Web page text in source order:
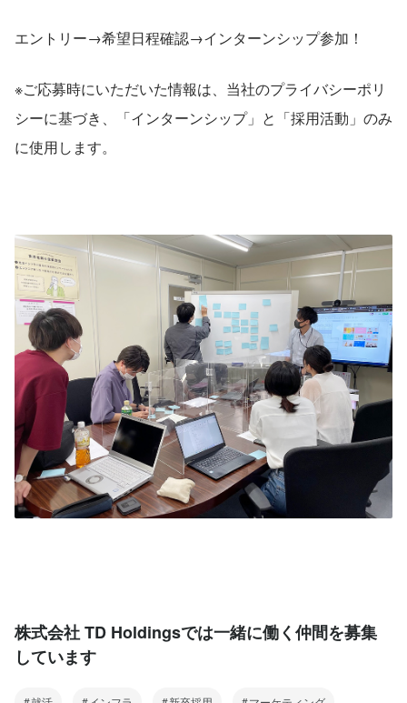
エントリー→希望日程確認→インターンシップ参加！
※ご応募時にいただいた情報は、当社のプライバシーポリ
シーに基づき、「インターンシップ」と「採用活動」のみ
に使用します。
株式会社 TD Holdingsでは一緒に働く仲間を募集
しています